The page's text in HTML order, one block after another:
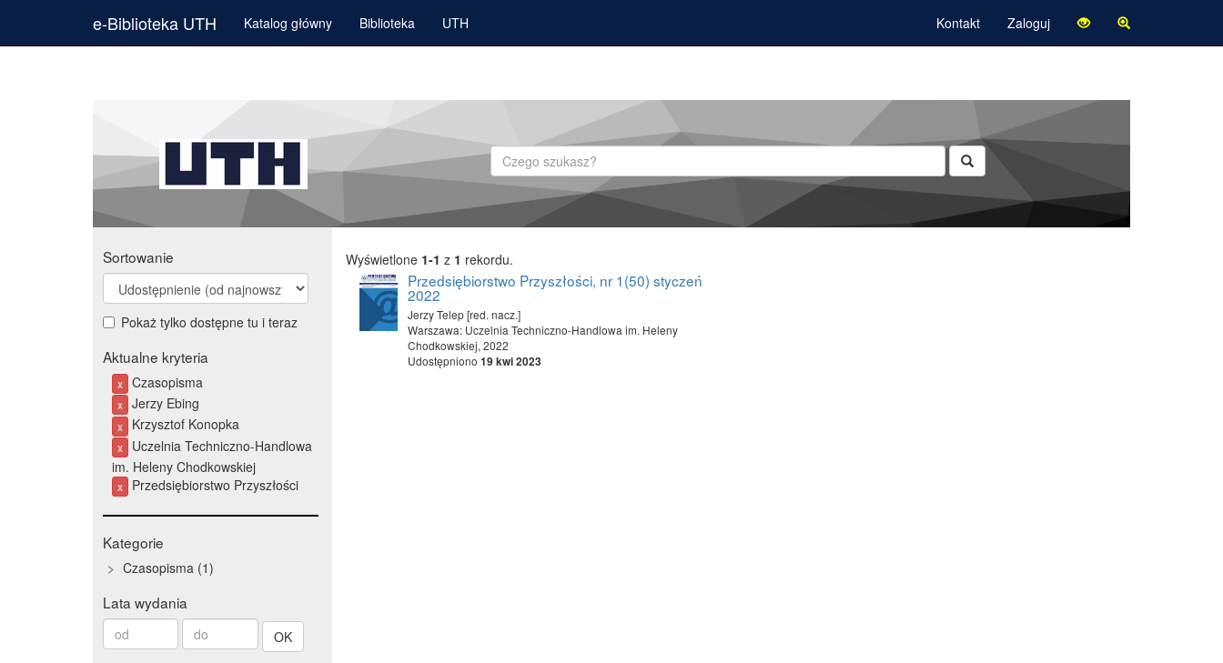
e-Biblioteka UTH Katalog główny Biblioteka UTH Kontakt Zaloguj
Szukaj
Sortowanie
Pokaż tylko dostępne tu i teraz
Aktualne kryteria
x Czasopisma
x Jerzy Ebing
x Krzysztof Konopka
x
Uczelnia Techniczno-Handlowa
im. Heleny Chodkowskiej
x Przedsiębiorstwo Przyszłości
Kategorie
Czasopisma 1
Lata wydania
Od
roku
Do
roku
Wyświetlone 1-1 z 1 rekordu.
Przedsiębiorstwo Przyszłości, nr 1(50) styczeń
2022
Jerzy Telep [red. nacz.]
Warszawa: Uczelnia Techniczno-Handlowa im. Heleny
Chodkowskiej, 2022
Udostępniono 19 kwi 2023